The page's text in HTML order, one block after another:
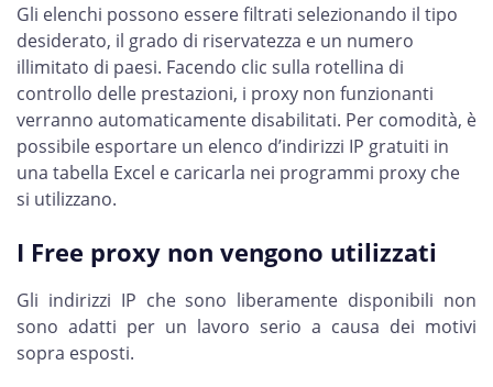
Gli elenchi possono essere filtrati selezionando il tipo
desiderato, il grado di riservatezza e un numero
illimitato di paesi. Facendo clic sulla rotellina di
controllo delle prestazioni, i proxy non funzionanti
verranno automaticamente disabilitati. Per comodità, è
possibile esportare un elenco d’indirizzi IP gratuiti in
una tabella Excel e caricarla nei programmi proxy che
si utilizzano.
I Free proxy non vengono utilizzati
Gli indirizzi IP che sono liberamente disponibili non
sono adatti per un lavoro serio a causa dei motivi
sopra esposti.